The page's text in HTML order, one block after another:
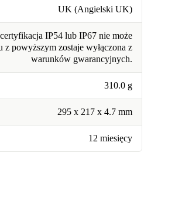
UK (Angielski UK)
IP54 lub IP67 nie może
powyższym zostaje wyłączona z
warunków gwarancyjnych.
310.0 g
295 x 217 x 4.7 mm
12 miesięcy